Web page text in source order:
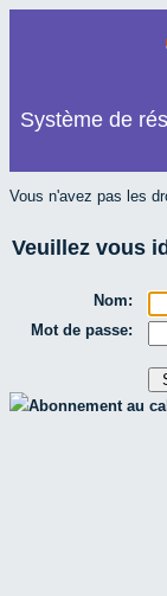
Système de
Vous n'avez pas les
Veuillez vous
Nom:
Mot de passe:
Abonnement au